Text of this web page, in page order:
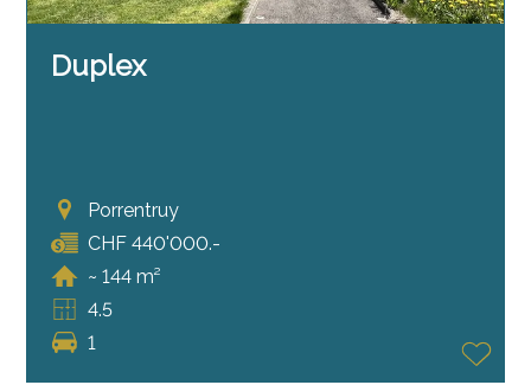
Duplex
Porrentruy
CHF 440'000.-
~ 144 m²
4.5
1